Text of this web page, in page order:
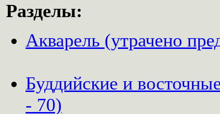
Разделы:
Акварель (утрачено
Буддийские и
- 70)